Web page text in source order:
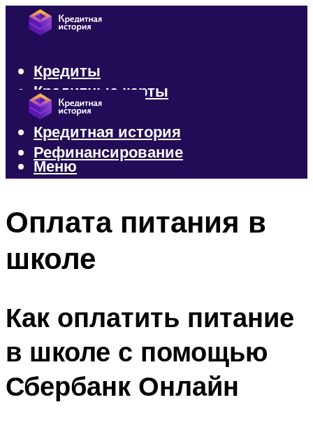
Кредиты
Кредитные карты
Микрозаймы
Кредитная история
Рефинансирование
Меню
Оплата питания в
школе
Как оплатить питание
в школе с помощью
Сбербанк Онлайн